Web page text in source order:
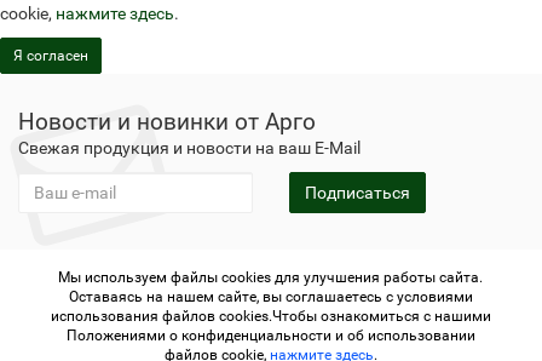
cookie, нажмите здесь.
Я согласен
Новости и новинки от Арго
Свежая продукция и новости на ваш E-Mail
Подписаться
Не является публичной офертой
Политика
конфиденциальности
Не является публичной офертой
Политика конфиденциальности
Регистрация в Арго
Мы используем файлы cookies для улучшения работы сайта.
Оставаясь на нашем сайте, вы соглашаетесь с условиями
использования файлов cookies.Чтобы ознакомиться с нашими
Положениями о конфиденциальности и об использовании
файлов cookie, нажмите здесь.